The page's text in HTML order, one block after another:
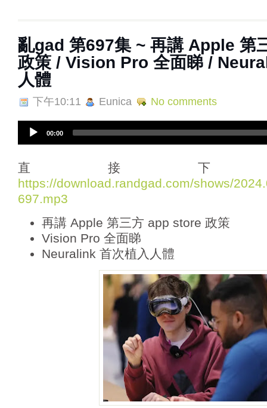
亂‌‌‌gad‌‌‌ ‌‌‌‌‌第‌‌‌697集 ~ 再講 Apple 第
政策 / Vision Pro 全面睇 /
人體
下午10:11 Eunica No comments
i
o
P
l
00:00
直接
https://download.randgad.com/shows/
697.mp3
再講 Apple 第三方 app store 政策
Vision Pro 全面睇
Neuralink 首次植入人體